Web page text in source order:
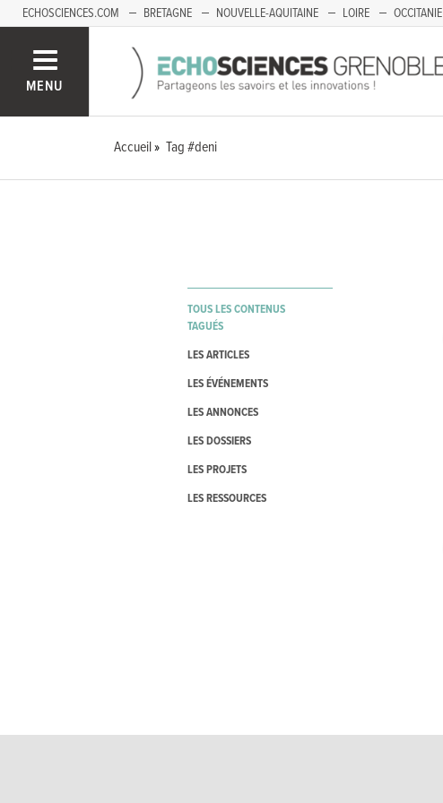
ECHOSCIENCES.COM BRETAGNE NOUVELLE-AQUITAINE LOIRE OCCITANIE
MENU
Accueil Tag #deni
TOUS LES CONTENUS
TAGUÉS
LES ARTICLES
LES ÉVÉNEMENTS
LES ANNONCES
LES DOSSIERS
LES PROJETS
LES RESSOURCES